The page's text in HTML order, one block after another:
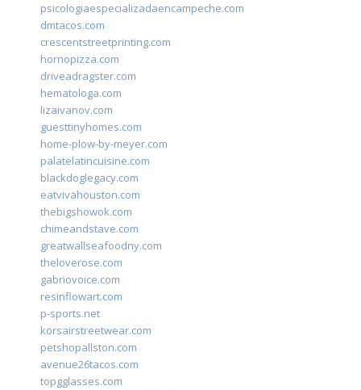
psicologiaespecializadaencampeche.com
dmtacos.com
crescentstreetprinting.com
hornopizza.com
driveadragster.com
hematologa.com
lizaivanov.com
guesttinyhomes.com
home-plow-by-meyer.com
palatelatincuisine.com
blackdoglegacy.com
eatvivahouston.com
thebigshowok.com
chimeandstave.com
greatwallseafoodny.com
theloverose.com
gabriovoice.com
resinflowart.com
p-sports.net
korsairstreetwear.com
petshopallston.com
avenue26tacos.com
topgglasses.com